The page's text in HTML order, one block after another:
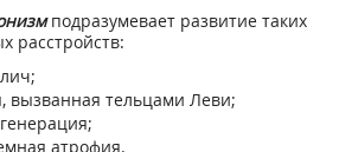
подразумевает развитие таких
расстройств:
вызванная тельцами Леви;
атрофия.